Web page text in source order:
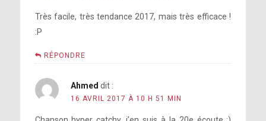
Très facile, très tendance 2017, mais très efficace !
:P
RÉPONDRE
Ahmed dit :
16 AVRIL 2017 À 10 H 51 MIN